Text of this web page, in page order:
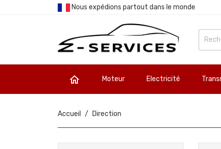
Nous expédions partout dans le monde
 Moteur Electricité
Accueil Direction